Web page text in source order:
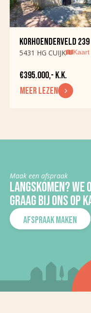
Permanente
bewoning
Recreatie woning
Onderhoud binnen
Onderhoud buiten
Huidig gebruik
In aanbouw
KADASTRALE GEGEVENS
Gemeente
Sectie
Perceelnummer
oppervlakte
KORHOENDERVELD 239
5431 HG CUIJK Kaart
€395.000,- K.K.
MEER LEZEN
Maak een afspraak
LANGSKOMEN? WE
GRAAG BIJ ONS OP
AFSPRAAK MAKEN